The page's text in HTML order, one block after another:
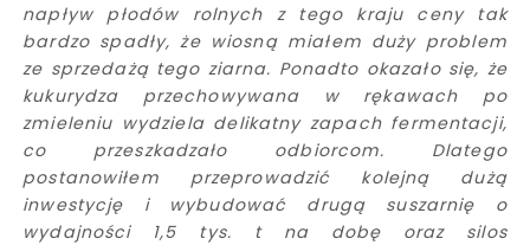
napływ płodów rolnych z tego kraju ceny tak
bardzo spadły, że wiosną miałem duży problem
ze sprzedażą tego ziarna. Ponadto okazało się, że
kukurydza przechowywana w rękawach po
zmieleniu wydziela delikatny zapach fermentacji,
co przeszkadzało odbiorcom. Dlatego
postanowiłem przeprowadzić kolejną dużą
inwestycję i wybudować drugą suszarnię o
wydajności 1,5 tys. t na dobę oraz silos